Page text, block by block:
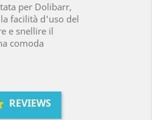
per Dolibarr,
facilità d'uso del
e snellire il
comoda
REVIEWS